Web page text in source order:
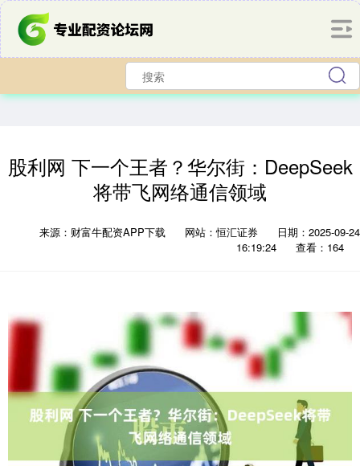
股利网 下一个王者？华尔街：DeepSeek
将带飞网络通信领域
来源：财富牛配资APP下载 网站：恒汇证券
日期：2025-09-24
16:19:24
查看：164